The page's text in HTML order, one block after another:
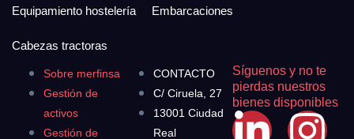
Sobre merfinsa
Gestión de
activos
Gestión de
CONTACTO
C/ Ciruela, 27
13001 Ciudad
Real
Síguenos y no te
pierdas nuestros
bienes disponibles
Equipamiento hostelería Embarcaciones
Cabezas tractoras